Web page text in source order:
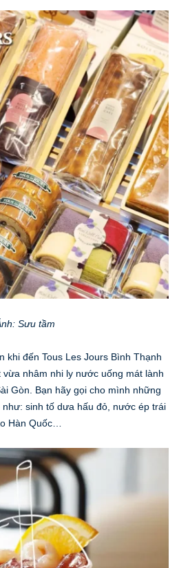
Sưu tầm
khi đến Tous Les Jours Bình Thạnh
nhâm nhi ly nước uống mát lành
Gòn. Bạn hãy gọi cho mình những
sinh tố dưa hấu đỏ, nước ép trái
Hàn Quốc…